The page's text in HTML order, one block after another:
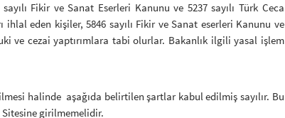
Fikir ve Sanat Eserleri Kanunu ve 5237 sayılı Türk Ceca
eden kişiler, 5846 sayılı Fikir ve Sanat eserleri Kanunu ve
ve cezai yaptırımlara tabi olurlar. Bakanlık ilgili yasal işlem
halinde aşağıda belirtilen şartlar kabul edilmiş sayılır. Bu
girilmemelidir.